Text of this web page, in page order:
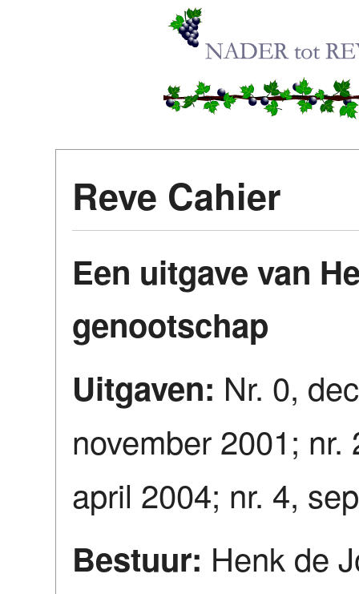
Reve Cahier
Een uitgave van
genootschap
Uitgaven: Nr. 0,
november 2001;
april 2004; nr. 4,
Bestuur: Henk de